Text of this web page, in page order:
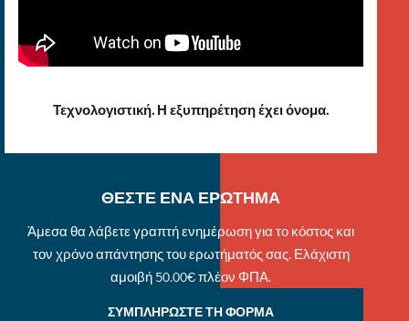
Τεχνολογιστική. Η εξυπηρέτηση έχει όνομα.
ΘΕΣΤΕ ΕΝΑ ΕΡΩΤΗΜΑ
Άμεσα θα λάβετε γραπτή ενημέρωση για το κόστος και
τον χρόνο απάντησης του ερωτήματός σας. Ελάχιστη
αμοιβή 50.00€ πλέον ΦΠΑ.
ΣΥΜΠΛΗΡΩΣΤΕ ΤΗ ΦΟΡΜΑ